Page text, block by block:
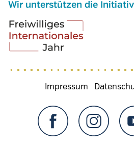
Wir unterstützen die
Fußzeilenmenü
Impressum